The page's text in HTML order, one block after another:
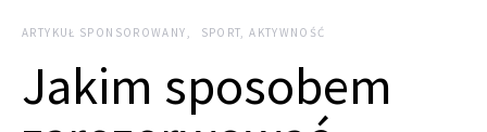
ARTYKUŁ SPONSOROWANY SPORT, AKTYWNOŚĆ
Jakim sposobem